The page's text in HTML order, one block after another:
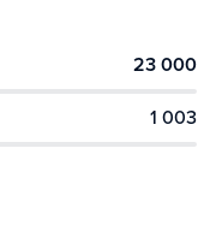
23 000
1 003